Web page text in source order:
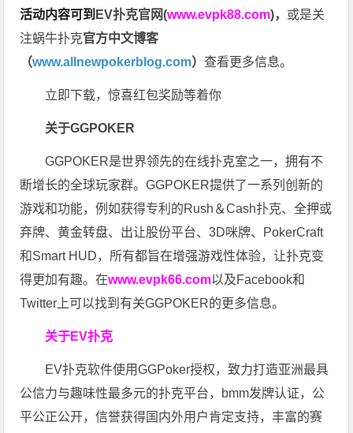
活动内容可到 EV扑克官网(www.evpk88.com)， 或是关
注蜗牛扑克官方中文博客
（www.allnewpokerblog.com）查看更多信息。
立即下载，惊喜红包奖励等着你
关于GGPOKER
GGPOKER是世界领先的在线扑克室之一，拥有不
断增长的全球玩家群。GGPOKER提供了一系列创新的
游戏和功能，例如获得专利的Rush＆Cash扑克、全押或
弃牌、黄金转盘、出让股份平台、3D咪牌、PokerCraft
和Smart HUD，所有都旨在增强游戏性体验，让扑克变
得更加有趣。在www.evpk66.com以及Facebook和
Twitter上可以找到有关GGPOKER的更多信息。
关于EV扑克
EV扑克软件使用GGPoker授权，致力打造亚洲最具
公信力与趣味性最多元的扑克平台，bmm发牌认证，公
平公正公开，信誉获得国内外用户肯定支持，丰富的赛